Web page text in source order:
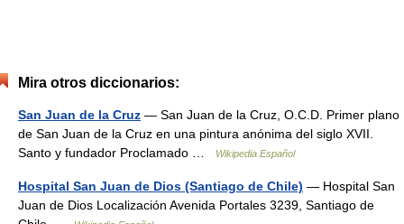
Mira otros diccionarios:
San Juan de la Cruz — San Juan de la Cruz, O.C.D. Primer plano
de San Juan de la Cruz en una pintura anónima del siglo XVII.
Santo y fundador Proclamado …
Wikipedia Español
Hospital San Juan de Dios (Santiago de Chile) — Hospital San
Juan de Dios Localización Avenida Portales 3239, Santiago de